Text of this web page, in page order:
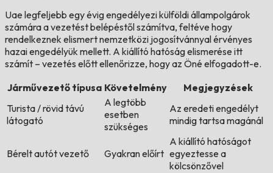
Uae legfeljebb egy évig engedélyezi külföldi állampolgárok
számára a vezetést belépéstől számítva, feltéve hogy
rendelkeznek elismert nemzetközi jogosítvánnyal érvényes
hazai engedélyük mellett. A kiállító hatóság elismerése itt
számít – vezetés előtt ellenőrizze, hogy az Öné elfogadott-e.
Járművezető típusa Követelmény
Megjegyzések
Turista / rövid távú
látogató
A legtöbb
esetben
szükséges
Az eredeti engedélyt
mindig tartsa magánál
Bérelt autót vezető Gyakran előírt
A kiállító hatóságot
egyeztesse a
kölcsönzővel